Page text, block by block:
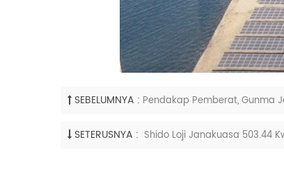
SEBELUMNYA : Pendakap Pemberat, Gunma
SETERUSNYA : Shido Loji Janakuasa 503.44